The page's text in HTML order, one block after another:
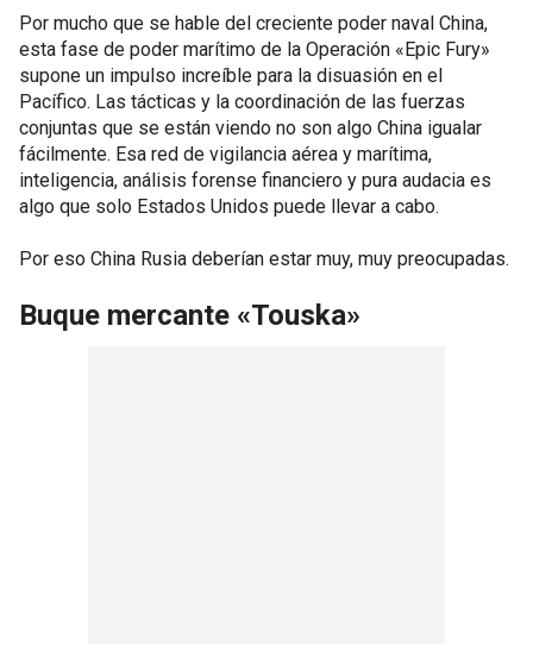
Por mucho que se hable del creciente poder naval China,
esta fase de poder marítimo de la Operación «Epic Fury»
supone un impulso increíble para la disuasión en el
Pacífico. Las tácticas y la coordinación de las fuerzas
conjuntas que se están viendo no son algo China igualar
fácilmente. Esa red de vigilancia aérea y marítima,
inteligencia, análisis forense financiero y pura audacia es
algo que solo Estados Unidos puede llevar a cabo.
Por eso China Rusia deberían estar muy, muy preocupadas.
Buque mercante «Touska»